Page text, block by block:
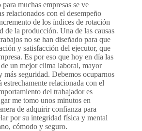
muchas empresas se ve
relacionados con el desempeño
de los índices de rotación
de la producción. Una de las causas
no se han diseñado para que
y satisfacción del ejecutor, que
Es por eso que hoy en día las
de un mejor clima laboral, mayor
más seguridad. Debemos ocuparnos
relacionada con el
del trabajador es
me tomo unos minutos en
de adquirir confianza para
por su integridad física y mental
cómodo y seguro.